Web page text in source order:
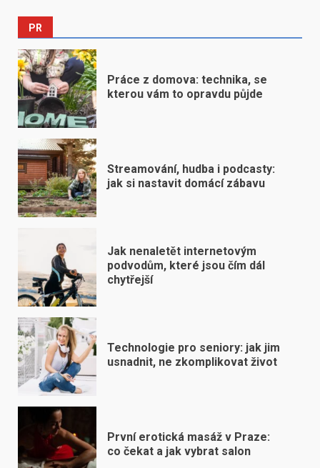
PR
Práce z domova: technika, se
kterou vám to opravdu půjde
Streamování, hudba i podcasty:
jak si nastavit domácí zábavu
Jak nenaletět internetovým
podvodům, které jsou čím dál
chytřejší
Technologie pro seniory: jak jim
usnadnit, ne zkomplikovat život
První erotická masáž v Praze:
co čekat a jak vybrat salon